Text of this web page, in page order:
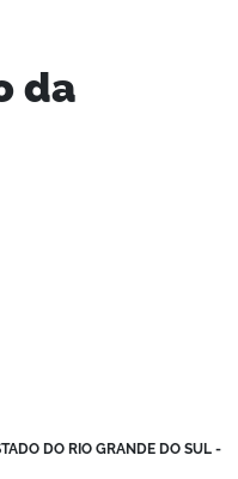
da
DO RIO GRANDE DO SUL -